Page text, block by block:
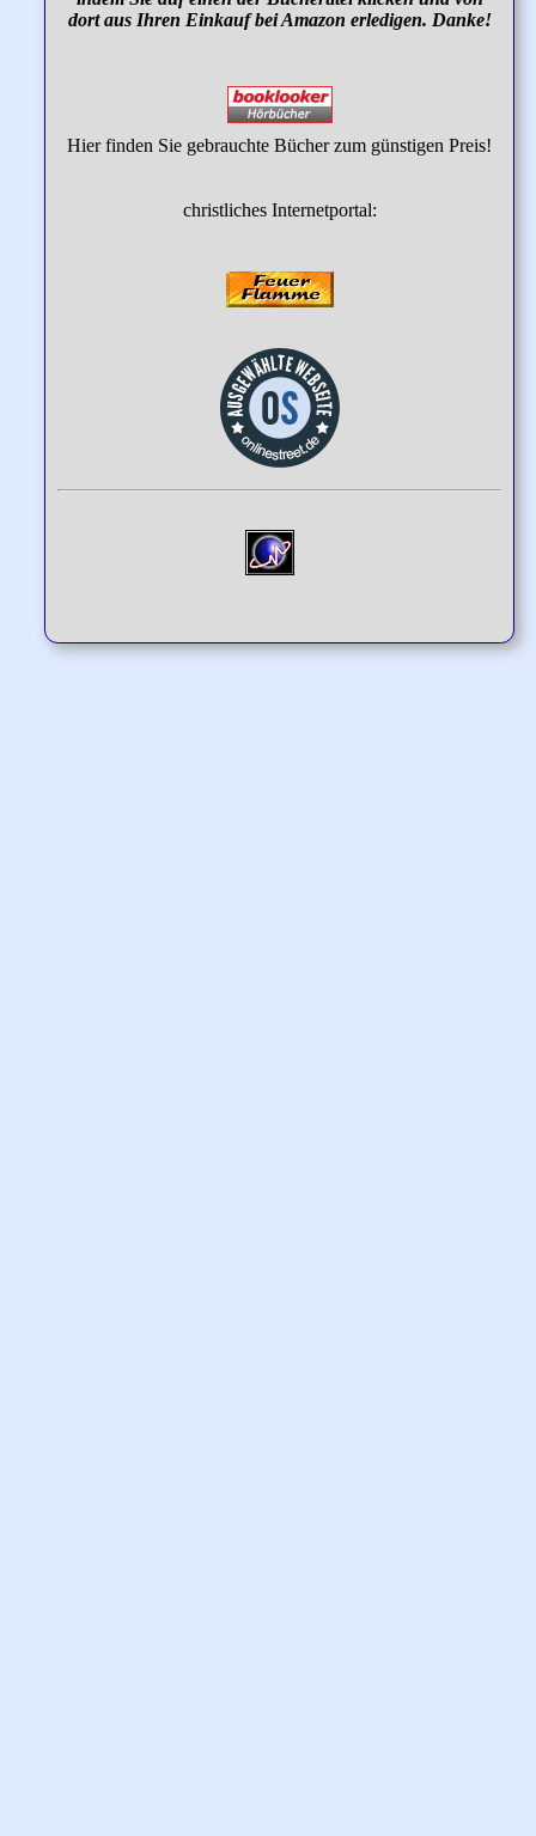
dort aus Ihren Einkauf bei Amazon erledigen. Danke!
Hier finden Sie gebrauchte Bücher zum günstigen Preis!
christliches Internetportal: